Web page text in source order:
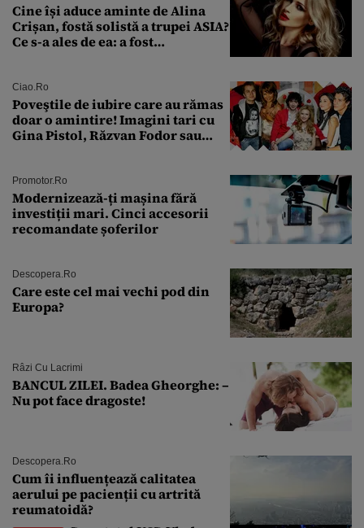
Cine își aduce aminte de Alina
Crișan, fostă solistă a trupei ASIA?
Ce s-a ales de ea: a fost
Ciao.ro
Poveştile de iubire care au rămas
doar o amintire! Imagini tari cu
Gina Pistol, Răzvan Fodor sau
Promotor.ro
Modernizează-ți mașina fără
investiții mari. Cinci accesorii
recomandate șoferilor
Descopera.ro
Care este cel mai vechi pod din
Europa?
Râzi Cu Lacrimi
BANCUL ZILEI. Badea Gheorghe: –
Nu pot face dragoste!
Descopera.ro
Cum îi influențează calitatea
aerului pe pacienții cu artrită
reumatoidă?